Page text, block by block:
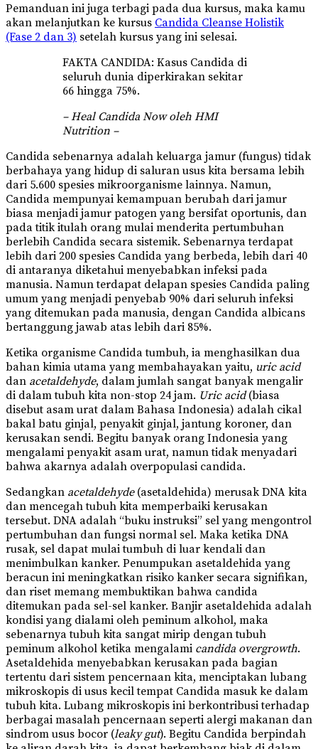
Pemanduan ini juga terbagi pada dua kursus, maka kamu
akan melanjutkan ke kursus Candida Cleanse Holistik
(Fase 2 dan 3) setelah kursus yang ini selesai.
FAKTA CANDIDA: Kasus Candida di
seluruh dunia diperkirakan sekitar
66 hingga 75%.
– Heal Candida Now oleh HMI
Nutrition –
Candida sebenarnya adalah keluarga jamur (fungus) tidak
berbahaya yang hidup di saluran usus kita bersama lebih
dari 5.600 spesies mikroorganisme lainnya. Namun,
Candida mempunyai kemampuan berubah dari jamur
biasa menjadi jamur patogen yang bersifat oportunis, dan
pada titik itulah orang mulai menderita pertumbuhan
berlebih Candida secara sistemik. Sebenarnya terdapat
lebih dari 200 spesies Candida yang berbeda, lebih dari 40
di antaranya diketahui menyebabkan infeksi pada
manusia. Namun terdapat delapan spesies Candida paling
umum yang menjadi penyebab 90% dari seluruh infeksi
yang ditemukan pada manusia, dengan Candida albicans
bertanggung jawab atas lebih dari 85%.
Ketika organisme Candida tumbuh, ia menghasilkan dua
bahan kimia utama yang membahayakan yaitu, uric acid
dan acetaldehyde, dalam jumlah sangat banyak mengalir
di dalam tubuh kita non-stop 24 jam. Uric acid(biasa
disebut asam urat dalam Bahasa Indonesia) adalah cikal
bakal batu ginjal, penyakit ginjal, jantung koroner, dan
kerusakan sendi. Begitu banyak orang Indonesia yang
mengalami penyakit asam urat, namun tidak menyadari
bahwa akarnya adalah overpopulasi candida.
Sedangkan acetaldehyde(asetaldehida) merusak DNA kita
dan mencegah tubuh kita memperbaiki kerusakan
tersebut. DNA adalah “buku instruksi” sel yang mengontrol
pertumbuhan dan fungsi normal sel. Maka ketika DNA
rusak, sel dapat mulai tumbuh di luar kendali dan
menimbulkan kanker. Penumpukan asetaldehida yang
beracun ini meningkatkan risiko kanker secara signifikan,
dan riset memang membuktikan bahwa candida
ditemukan pada sel-sel kanker. Banjir asetaldehida adalah
kondisi yang dialami oleh peminum alkohol, maka
sebenarnya tubuh kita sangat mirip dengan tubuh
peminum alkohol ketika mengalami candida overgrowth.
Asetaldehida menyebabkan kerusakan pada bagian
tertentu dari sistem pencernaan kita, menciptakan lubang
mikroskopis di usus kecil tempat Candida masuk ke dalam
tubuh kita. Lubang mikroskopis ini berkontribusi terhadap
berbagai masalah pencernaan seperti alergi makanan dan
sindrom usus bocor (leaky gut). Begitu Candida berpindah